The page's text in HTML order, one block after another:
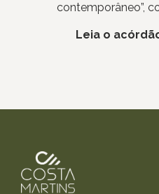
contemporâneo”,
Leia o